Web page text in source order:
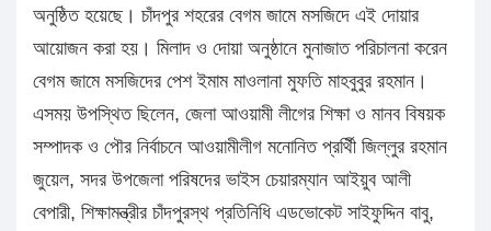
অনুষ্ঠিত হয়েছে। চাঁদপুর শহরের বেগম জামে মসজিদে এই দোয়ার
আয়োজন করা হয়। মিলাদ ও দোয়া অনুষ্ঠানে মুনাজাত পরিচালনা করেন
বেগম জামে মসজিদের পেশ ইমাম মাওলানা মুফতি মাহবুবুর রহমান।
এসময় উপস্থিত ছিলেন, জেলা আওয়ামী লীগের শিক্ষা ও মানব বিষয়ক
সম্পাদক ও পৌর নির্বাচনে আওয়ামীলীগ মনোনিত প্রর্থিী জিল্লুর রহমান
জুয়েল, সদর উপজেলা পরিষদের ভাইস চেয়ারম্যান আইয়ুব আলী
বেপারী, শিক্ষামন্ত্রীর চাঁদপুরস্থ প্রতিনিধি এডভোকেট সাইফুদ্দিন বাবু,